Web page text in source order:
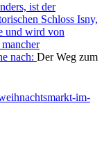
ist der
Schloss Isny,
und wird von
nach: Der Weg zum
im-